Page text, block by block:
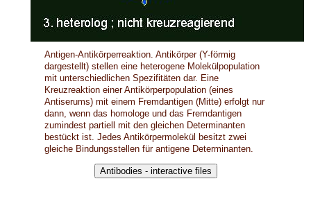
Antigen-Antikörperreaktion. Antikörper (Y-förmig
dargestellt) stellen eine heterogene Molekülpopulation
mit unterschiedlichen Spezifitäten dar. Eine
Kreuzreaktion einer Antikörperpopulation (eines
Antiserums) mit einem Fremdantigen (Mitte) erfolgt nur
dann, wenn das homologe und das Fremdantigen
zumindest partiell mit den gleichen Determinanten
bestückt ist. Jedes Antikörpermolekül besitzt zwei
gleiche Bindungsstellen für antigene Determinanten.